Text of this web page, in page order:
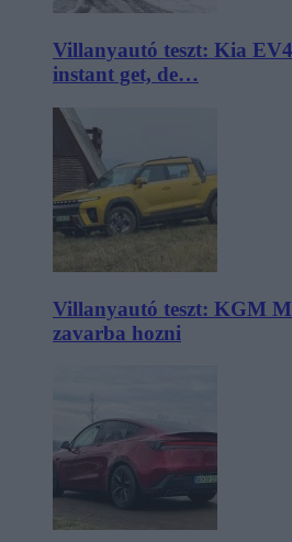
Villanyautó teszt: Kia
instant get, de…
Villanyautó teszt: KGM
zavarba hozni